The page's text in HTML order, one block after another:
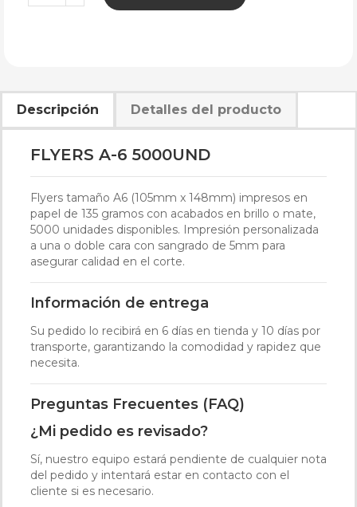
Descripción Detalles del producto
FLYERS A-6 5000UND
Flyers tamaño A6 (105mm x 148mm) impresos en
papel de 135 gramos con acabados en brillo o mate,
5000 unidades disponibles. Impresión personalizada
a una o doble cara con sangrado de 5mm para
asegurar calidad en el corte.
Información de entrega
Su pedido lo recibirá en 6 días en tienda y 10 días por
transporte, garantizando la comodidad y rapidez que
necesita.
Preguntas Frecuentes (FAQ)
¿Mi pedido es revisado?
Sí, nuestro equipo estará pendiente de cualquier nota
del pedido y intentará estar en contacto con el
cliente si es necesario.